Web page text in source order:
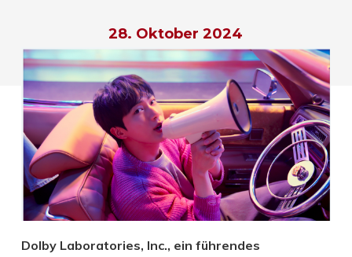
28. Oktober 2024
Dolby Laboratories, Inc., ein führendes